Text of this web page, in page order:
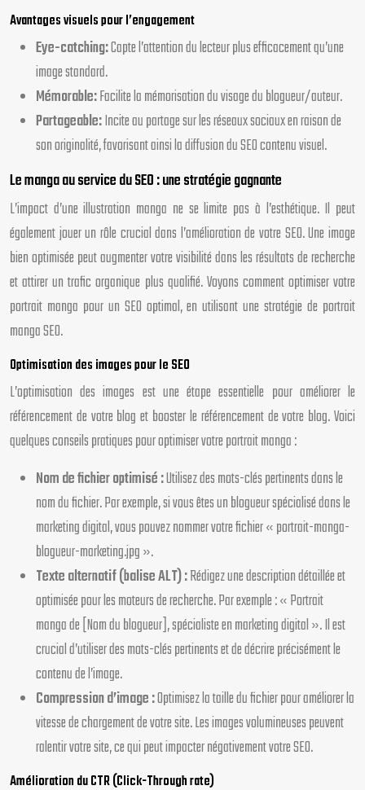
Avantages visuels pour l’engagement
Eye-catching:Capte l’attention du lecteur plus efficacement qu’une
image standard.
Mémorable:Facilite la mémorisation du visage du blogueur/auteur.
Partageable:Incite au partage sur les réseaux sociaux en raison de
son originalité, favorisant ainsi la diffusion du SEO contenu visuel.
Le manga au service du SEO : une stratégie gagnante
L’impact d’une illustration manga ne se limite pas à l’esthétique. Il peut
également jouer un rôle crucial dans l’amélioration de votre SEO. Une image
bien optimisée peut augmenter votre visibilité dans les résultats de recherche
et attirer un trafic organique plus qualifié. Voyons comment optimiser votre
portrait manga pour un SEO optimal, en utilisant une stratégie de portrait
manga SEO.
Optimisation des images pour le SEO
L’optimisation des images est une étape essentielle pour améliorer le
référencement de votre blog et booster le référencement de votre blog. Voici
quelques conseils pratiques pour optimiser votre portrait manga :
Nom de fichier optimisé :Utilisez des mots-clés pertinents dans le
nom du fichier. Par exemple, si vous êtes un blogueur spécialisé dans le
marketing digital, vous pouvez nommer votre fichier « portrait-manga-
blogueur-marketing.jpg ».
Texte alternatif (balise ALT) :Rédigez une description détaillée et
optimisée pour les moteurs de recherche. Par exemple : « Portrait
manga de [Nom du blogueur], spécialiste en marketing digital ». Il est
crucial d’utiliser des mots-clés pertinents et de décrire précisément le
contenu de l’image.
Compression d’image :Optimisez la taille du fichier pour améliorer la
vitesse de chargement de votre site. Les images volumineuses peuvent
ralentir votre site, ce qui peut impacter négativement votre SEO.
Amélioration du CTR (Click-Through rate)